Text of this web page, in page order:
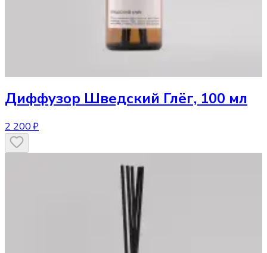
Диффузор Шведский Глёг, 100 мл
2 200 ₽